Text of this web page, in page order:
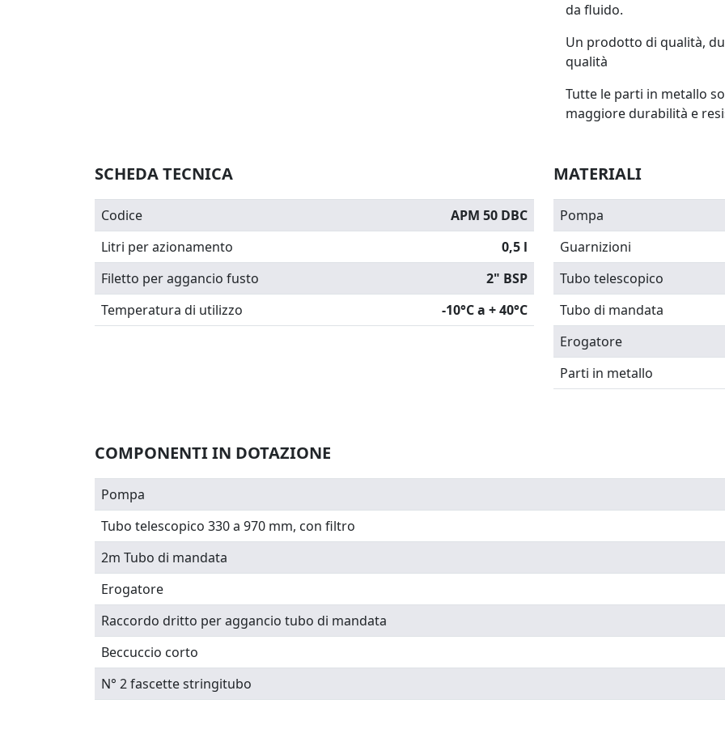
da fluido.
Un prodotto di qualità,
qualità
Tutte le parti in metallo
maggiore durabilità e
SCHEDA TECNICA
Codice
APM 50 DBC
Litri per azionamento
0,5 l
Filetto per aggancio fusto
2" BSP
Temperatura di utilizzo
-10°C a + 40°C
MATERIALI
Pompa
Guarnizioni
Tubo telescopico
Tubo di mandata
Erogatore
Parti in metallo
COMPONENTI IN DOTAZIONE
Pompa
Tubo telescopico 330 a 970 mm, con filtro
2m Tubo di mandata
Erogatore
Raccordo dritto per aggancio tubo di mandata
Beccuccio corto
N° 2 fascette stringitubo